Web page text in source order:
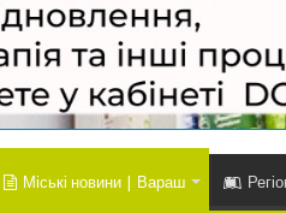
Міські новини | Вараш